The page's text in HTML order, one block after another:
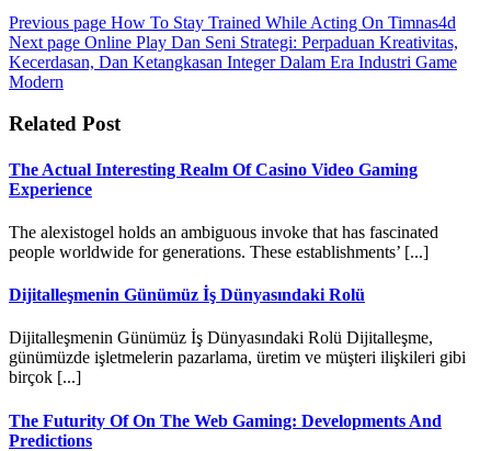
Previous page How To Stay Trained While Acting On Timnas4d
Next page Online Play Dan Seni Strategi: Perpaduan Kreativitas,
Kecerdasan, Dan Ketangkasan Integer Dalam Era Industri Game
Modern
Related Post
The Actual Interesting Realm Of Casino Video Gaming
Experience
The alexistogel holds an ambiguous invoke that has fascinated
people worldwide for generations. These establishments’ [...]
Dijitalleşmenin Günümüz İş Dünyasındaki Rolü
Dijitalleşmenin Günümüz İş Dünyasındaki Rolü Dijitalleşme,
günümüzde işletmelerin pazarlama, üretim ve müşteri ilişkileri gibi
birçok [...]
The Futurity Of On The Web Gaming: Developments And
Predictions